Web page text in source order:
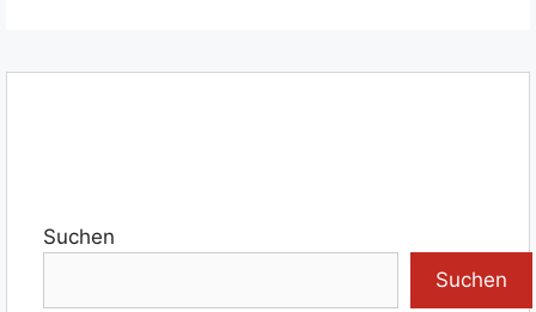
Suchen
Suchen